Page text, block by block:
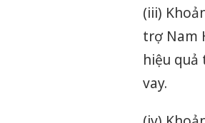
(iii)
trợ Nam
hiệu
vay.